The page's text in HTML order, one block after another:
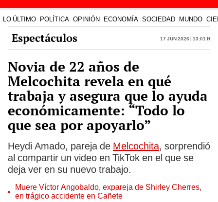
LO ÚLTIMO POLÍTICA OPINIÓN ECONOMÍA SOCIEDAD MUNDO
Espectáculos 17 Jun 2026 | 13:01 h
Novia de 22 años de
Melcochita revela en qué
trabaja y asegura que lo ayuda
económicamente: “Todo lo
que sea por apoyarlo”
Heydi Amado, pareja de Melcochita, sorprendió
al compartir un video en TikTok en el que se
deja ver en su nuevo trabajo.
Muere Víctor Angobaldo, expareja de Shirley Cherres,
en trágico accidente en Cañete